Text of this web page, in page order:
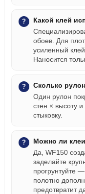
Какой клей
обоев. Для
усиленный
Наносится
Сколько
Один рулон
стен × высоту
стыковку.
Можно ли
Да, WF150
заделайте
прогрунтуйте
полотно
предотвратит